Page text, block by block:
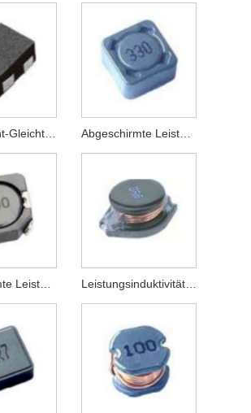
Dünnschicht-Gleichtaktfilter Abgeschirmte Leistungsinduktivitäten der Serien LFRH73 und LFRH74
Abgeschirmte Leistungsinduktivitäten der Serien LFRH103, LFRH104 und LFRH105 Leistungsinduktivitäten der Serien LFDO3316 und LFDO3340 sowie LFDO5022